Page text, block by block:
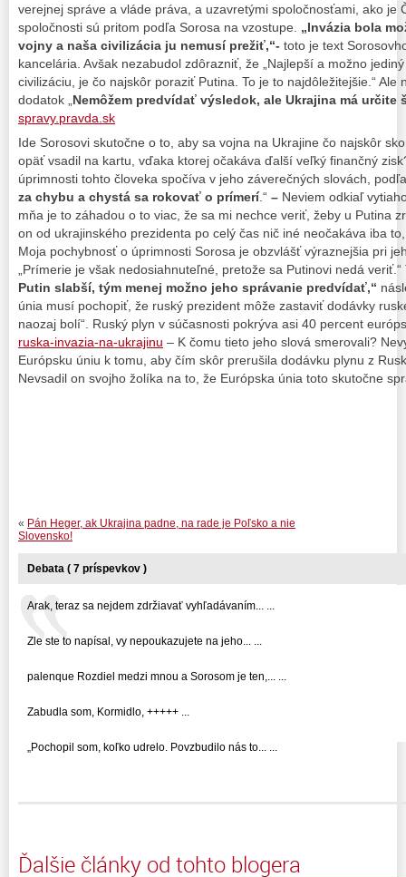
verejnej správe a vláde práva, a uzavretými spoločnosťami, ako je
spoločnosti sú pritom podľa Sorosa na vzostupe. „Invázia bola
vojny a naša civilizácia ju nemusí prežiť,“- toto je text
kancelária. Avšak nezabudol zdôrazniť, že „Najlepší a možno
civilizáciu, je čo najskôr poraziť Putina. To je to najdôležitejšie.“ Ale
dodatok „ Nemôžem predvídať výsledok, ale Ukrajina má určite
spravy.pravda.sk
Ide Sorosovi skutočne o to, aby sa vojna na Ukrajine čo najskôr
opäť vsadil na kartu, vďaka ktorej očakáva ďalší veľký finančný
úprimnosti tohto človeka spočíva v jeho záverečných slovách,
za chybu a chystá sa rokovať o prímerí.“ – Neviem odkiaľ
mňa je to záhadou o to viac, že sa mi nechce veriť, žeby u Putina
on od ukrajinského prezidenta po celý čas nič iné neočakáva iba
Moja pochybnosť o úprimnosti Sorosa je obzvlášť výraznejšia pri
„Prímerie je však nedosiahnuteľné, pretože sa Putinovi nedá
Putin slabší, tým menej možno jeho správanie predvídať,“
únia musí pochopiť, že ruský prezident môže zastaviť dodávky
naozaj bolí“. Ruský plyn v súčasnosti pokrýva asi 40 percent
ruska-invazia-na-ukrajinu – K čomu tieto jeho slová smerovali?
Európsku úniu k tomu, aby čím skôr prerušila dodávku plynu z
Nevsadil on svojho žolíka na to, že Európska únia toto skutočne
« Pán Heger, ak Ukrajina padne, na rade je Poľsko a nie
Slovensko!
Debata ( 7 príspevkov )
Arak, teraz sa nejdem zdržiavať vyhľadávaním... ...
Zle ste to napísal, vy nepoukazujete na jeho... ...
palenque Rozdiel medzi mnou a Sorosom je ten,... ...
Zabudla som, Kormidlo, +++++ ...
„Pochopil som, koľko udrelo. Povzbudilo nás to... ...
Ďalšie články od tohto blogera